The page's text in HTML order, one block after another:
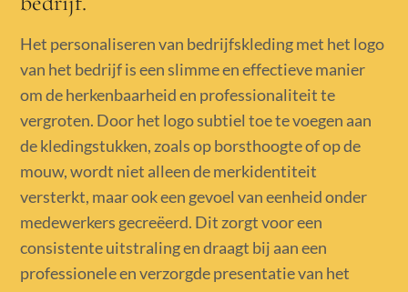
Het personaliseren van bedrijfskleding met het logo
van het bedrijf is een slimme en effectieve manier
om de herkenbaarheid en professionaliteit te
vergroten. Door het logo subtiel toe te voegen aan
de kledingstukken, zoals op borsthoogte of op de
mouw, wordt niet alleen de merkidentiteit
versterkt, maar ook een gevoel van eenheid onder
medewerkers gecreëerd. Dit zorgt voor een
consistente uitstraling en draagt bij aan een
professionele en verzorgde presentatie van het